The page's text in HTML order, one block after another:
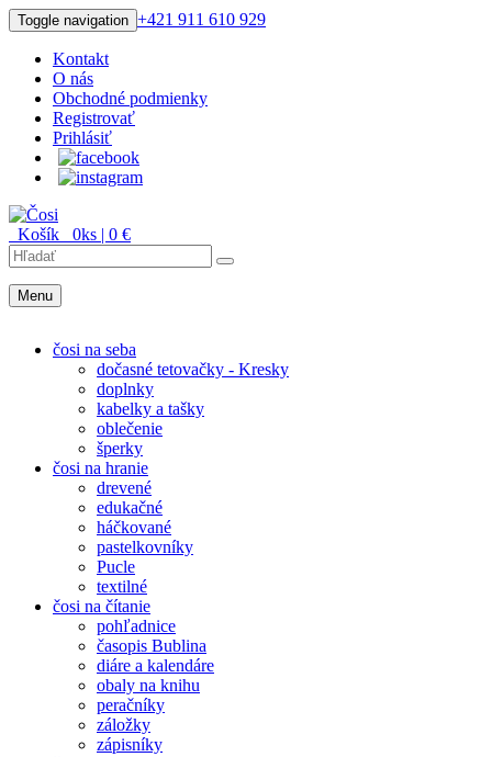
Toggle navigation +421 911 610 929
Kontakt
O nás
Obchodné podmienky
Registrovať
Prihlásiť
Košík 0ks | 0 €
Menu
čosi na seba
dočasné tetovačky - Kresky
doplnky
kabelky a tašky
oblečenie
šperky
čosi na hranie
drevené
edukačné
háčkované
pastelkovníky
Pucle
textilné
čosi na čítanie
pohľadnice
časopis Bublina
diáre a kalendáre
obaly na knihu
peračníky
záložky
zápisníky